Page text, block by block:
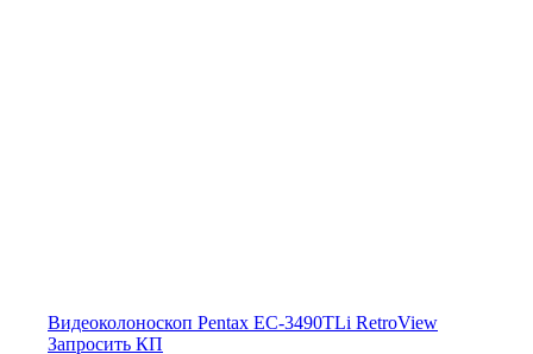
Видеоколоноскоп Pentax EC-3490TLi RetroView
Запросить КП